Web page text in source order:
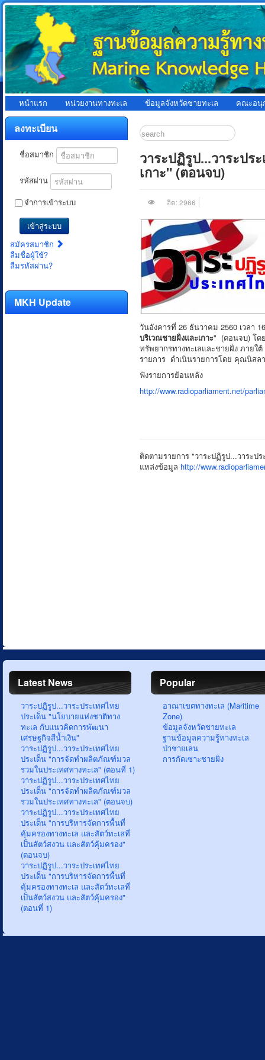
หน้าแรก หน่วยงานทางทะเล ข้อมูลจังหวัดชายทะเล คณะอนุ
ลงทะเบียน
ชื่อสมาชิก
รหัสผ่าน
จำการเข้าระบบ
เข้าสู่ระบบ
สมัครสมาชิก
ลืมชื่อผู้ใช้?
ลืมรหัสผ่าน?
MKH Update
วาระปฏิรูป...วาระปร
เกาะ" (ตอนจบ)
ฮิต: 2966
วันอังคารที่ 26 ธันวาคม 2560 เวลา
บริเวณชายฝั่งและเกาะ" (ตอนจบ) โด
ทรัพยากรทางทะเลและชายฝั่ง ภาย
รายการ ดำเนินรายการโดย คุณนิ
ฟังรายการย้อนหลัง
http://www.radioparliament.net/
ติดตามรายการ "วาระปฏิรูป...วาระป
แหล่งข้อมูล http://
Latest News
วาระปฏิรูป...วาระประเทศไทย
ประเด็น "นโยบายแห่งชาติทาง
ทะเล กับแนวคิดการพัฒนา
เศรษฐกิจสีน้ำเงิน"
วาระปฏิรูป...วาระประเทศไทย
ประเด็น "การจัดทำผลิตภัณฑ์มวล
รวมในประเทศทางทะเล" (ตอนที่ 1)
วาระปฏิรูป...วาระประเทศไทย
ประเด็น "การจัดทำผลิตภัณฑ์มวล
รวมในประเทศทางทะเล" (ตอนจบ)
วาระปฏิรูป...วาระประเทศไทย
ประเด็น "การบริหารจัดการพื้นที่
คุ้มครองทางทะเล และสัตว์ทะเลที่
เป็นสัตว์สงวน และสัตว์คุ้มครอง"
(ตอนจบ)
วาระปฏิรูป...วาระประเทศไทย
ประเด็น "การบริหารจัดการพื้นที่
คุ้มครองทางทะเล และสัตว์ทะเลที่
เป็นสัตว์สงวน และสัตว์คุ้มครอง"
(ตอนที่ 1)
Popular
อาณาเขตทางทะเล (Maritime
Zone)
ข้อมูลจังหวัดชายทะเล
ฐานข้อมูลความรู้ทางทะเล
ป่าชายเลน
การกัดเซาะชายฝั่ง